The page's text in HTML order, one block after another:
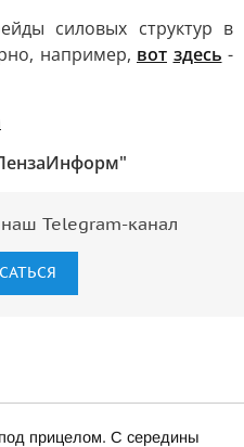
силовых структур в
например, вот здесь -
Telegram-канал
прицелом. С середины